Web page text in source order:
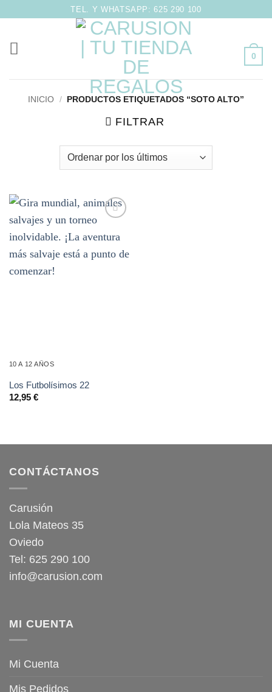
contenido
TEL. Y WHATSAPP: 625 290 100
0
INICIO / PRODUCTOS ETIQUETADOS “SOTO ALTO”
FILTRAR
a la
deseos
10 A 12 AÑOS
Los Futbolísimos 22
12,95 €
CONTÁCTANOS
Carusión
Lola Mateos 35
Oviedo
Tel: 625 290 100
info@carusion.com
MI CUENTA
Mi Cuenta
Mis Pedidos